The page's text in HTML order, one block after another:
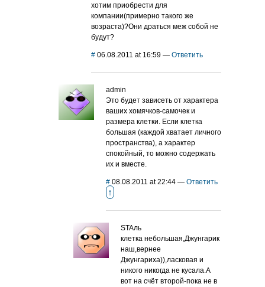
хотим приобрести для
компании(примерно такого же
возраста)?Они драться меж собой не
будут?
# 06.08.2011 at 16:59 — Ответить
admin
Это будет зависеть от характера
ваших хомячков-самочек и
размера клетки. Если клетка
большая (каждой хватает личного
пространства), а характер
спокойный, то можно содержать
их и вместе.
# 08.08.2011 at 22:44 — Ответить
↑
STAль
клетка небольшая,Джунгарик
наш,вернее
Джунгариха)),ласковая и
никого никогда не кусала.А
вот на счёт второй-пока не в